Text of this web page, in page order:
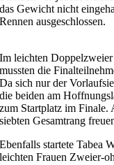
das Gewicht nicht
Rennen ausgeschlossen.
Im leichten
mussten die
Da sich nur der
die beiden am
zum Startplatz im Finale.
siebten Gesamtrang
Ebenfalls startete Tabea
leichten Frauen Zweier-